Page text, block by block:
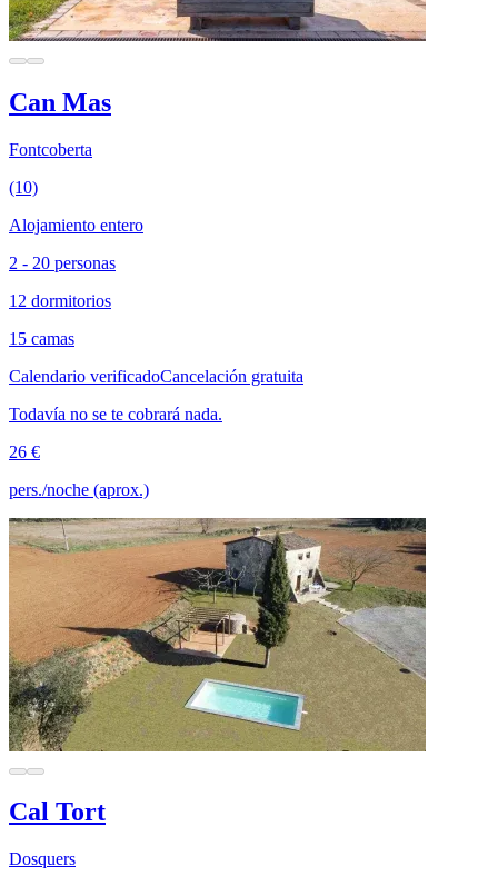
Can Mas
Fontcoberta
(10)
Alojamiento entero
2 - 20 personas
12 dormitorios
15 camas
Calendario verificadoCancelación gratuita
Todavía no se te cobrará nada.
26 €
pers./noche (aprox.)
Cal Tort
Dosquers